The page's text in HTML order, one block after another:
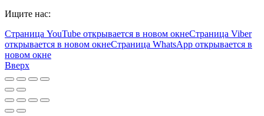
Ищите нас:
Страница YouTube открывается в новом окнеСтраница Viber
открывается в новом окнеСтраница WhatsApp открывается в
новом окне
Вверх